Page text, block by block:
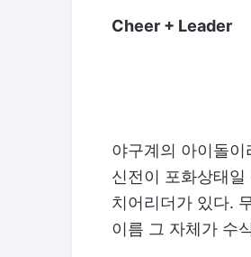
Cheer + Leader
야구계의 아이돌
신전이 포화상태
치어리더가 있다.
이름 그 자체가 수